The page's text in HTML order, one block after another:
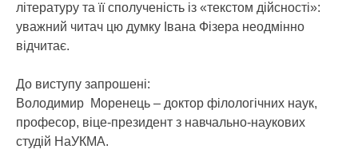
літературу та її сполученість із «текстом дійсності»:
уважний читач цю думку Івана Фізера неодмінно
відчитає.
До виступу запрошені:
Володимир Моренець – доктор філологічних наук,
професор, віце-президент з навчально-наукових
студій НаУКМА.